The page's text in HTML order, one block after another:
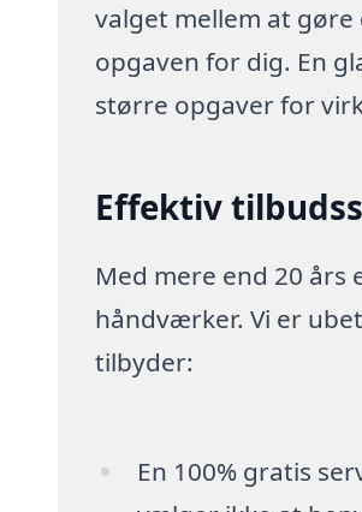
valget mellem at
opgaven for dig. En
større opgaver for
Effektiv
Med mere end 20
håndværker. Vi er
tilbyder:
En 100% gratis